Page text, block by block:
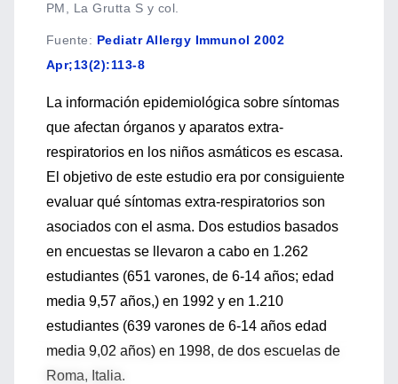
PM, La Grutta S y col.
Fuente: Pediatr Allergy Immunol 2002
Apr;13(2):113-8
La información epidemiológica sobre síntomas
que afectan órganos y aparatos extra-
respiratorios en los niños asmáticos es escasa.
El objetivo de este estudio era por consiguiente
evaluar qué síntomas extra-respiratorios son
asociados con el asma. Dos estudios basados
en encuestas se llevaron a cabo en 1.262
estudiantes (651 varones, de 6-14 años; edad
media 9,57 años,) en 1992 y en 1.210
estudiantes (639 varones de 6-14 años edad
media 9,02 años) en 1998, de dos escuelas de
Roma, Italia.